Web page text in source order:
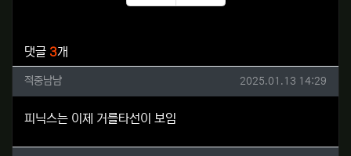
추천
비추천
댓글 3개
적중냠냠님의 댓글
적중냠냠 작성일
2025.01.13 14:29
피닉스는 이제 거를타선이 보임